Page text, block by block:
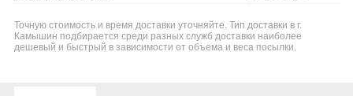
Точную стоимость и время доставки уточняйте. Тип доставки в г.
Камышин подбирается среди разных служб доставки наиболее
дешевый и быстрый в зависимости от объема и веса посылки.